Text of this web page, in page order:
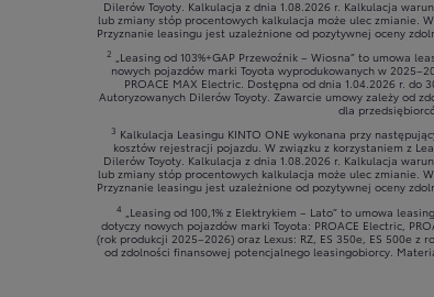
Dilerów Toyoty. Kalkulacja z dnia 1.08.2026 r. Kalkulacja
lub zmiany stóp procentowych kalkulacja może ulec zmianie.
Przyznanie leasingu jest uzależnione od pozytywnej oceny
2 „Leasing od 103%+GAP Przewoźnik – Wiosna” to umowa
nowych pojazdów marki Toyota wyprodukowanych w
PROACE MAX Electric. Dostępna od dnia 1.04.2026 r.
Autoryzowanych Dilerów Toyoty. Zawarcie umowy zależy od
dla
3 Kalkulacja Leasingu KINTO ONE wykonana przy
kosztów rejestracji pojazdu. W związku z korzystaniem z
Dilerów Toyoty. Kalkulacja z dnia 1.08.2026 r. Kalkulacja
lub zmiany stóp procentowych kalkulacja może ulec zmianie.
Przyznanie leasingu jest uzależnione od pozytywnej oceny
4
„Leasing od 100,1% z Elektrykiem – Lato” to umowa
dotyczy nowych pojazdów marki Toyota: PROACE Electric,
(rok produkcji 2025–2026) oraz Lexus: RZ, ES 350e, ES 500e
od zdolności finansowej potencjalnego leasingobiorcy.